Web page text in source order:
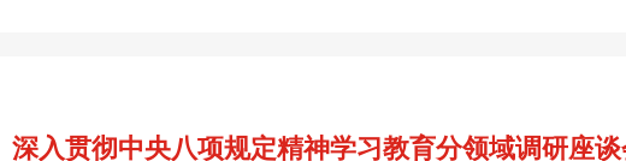
深入贯彻中央八项规定精神学习教育分领域调研座